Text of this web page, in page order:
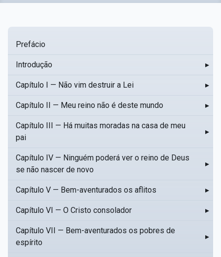
Prefácio
Introdução ▸
Capítulo I — Não vim destruir a Lei ▸
Capítulo II — Meu reino não é deste mundo ▸
Capítulo III — Há muitas moradas na casa de meu
pai
▸
Capítulo IV — Ninguém poderá ver o reino de Deus
se não nascer de novo
▸
Capítulo V — Bem-aventurados os aflitos ▸
Capítulo VI — O Cristo consolador ▸
Capítulo VII — Bem-aventurados os pobres de
espírito
▸